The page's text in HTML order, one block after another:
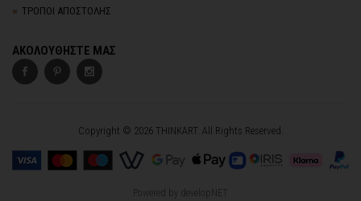
ΤΡΟΠΟΙ ΑΠΟΣΤΟΛΗΣ
ΑΚΟΛΟΥΘΗΣΤΕ ΜΑΣ
Copyright © 2026 THINKART. All Rights Reserved.
Powered by developNET